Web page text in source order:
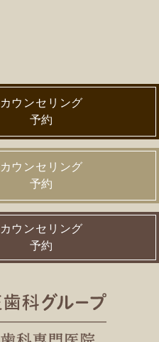
カウンセリング
予約
カウンセリング
予約
カウンセリング
予約